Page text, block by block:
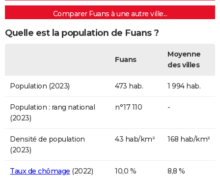
Comparer Fuans à une autre ville...
Quelle est la population de Fuans ?
Fuans
Moyenne
des villes
Population (2023) 473 hab. 1 994 hab.
Population : rang national
(2023)
n°17 110 -
Densité de population
(2023)
43 hab/km² 168 hab/km²
Taux de chômage (2022) 10,0 % 8,8 %